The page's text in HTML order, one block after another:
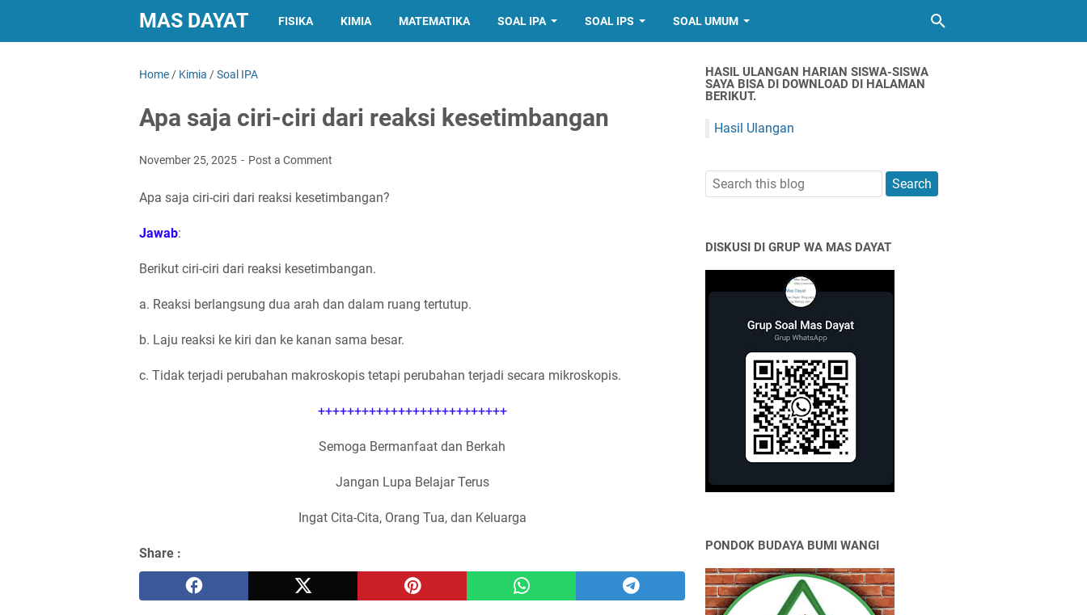
MAS DAYAT FISIKA KIMIA MATEMATIKA SOAL IPA SOAL IPS SOAL UMUM
Home / Kimia /Soal IPA
Apa saja ciri-ciri dari reaksi kesetimbangan
November 25, 2025 Post a Comment
Apa saja ciri-ciri dari reaksi kesetimbangan?
Jawab:
Berikut ciri-ciri dari reaksi kesetimbangan.
a. Reaksi berlangsung dua arah dan dalam ruang tertutup.
b. Laju reaksi ke kiri dan ke kanan sama besar.
c. Tidak terjadi perubahan makroskopis tetapi perubahan terjadi secara mikroskopis.
++++++++++++++++++++++++++
Semoga Bermanfaat dan Berkah
Jangan Lupa Belajar Terus
Ingat Cita-Cita, Orang Tua, dan Keluarga
Share :
HASIL ULANGAN HARIAN SISWA-SISWA
SAYA BISA DI DOWNLOAD DI HALAMAN
BERIKUT.
Hasil Ulangan
DISKUSI DI GRUP WA MAS DAYAT
PONDOK BUDAYA BUMI WANGI